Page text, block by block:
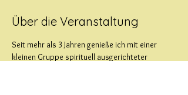
Über die Veranstaltung
Seit mehr als 3 Jahren genieße ich mit einer
kleinen Gruppe spirituell ausgerichteter